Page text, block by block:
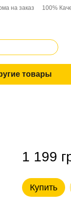
на заказ
100%
товары
1 199
Купить